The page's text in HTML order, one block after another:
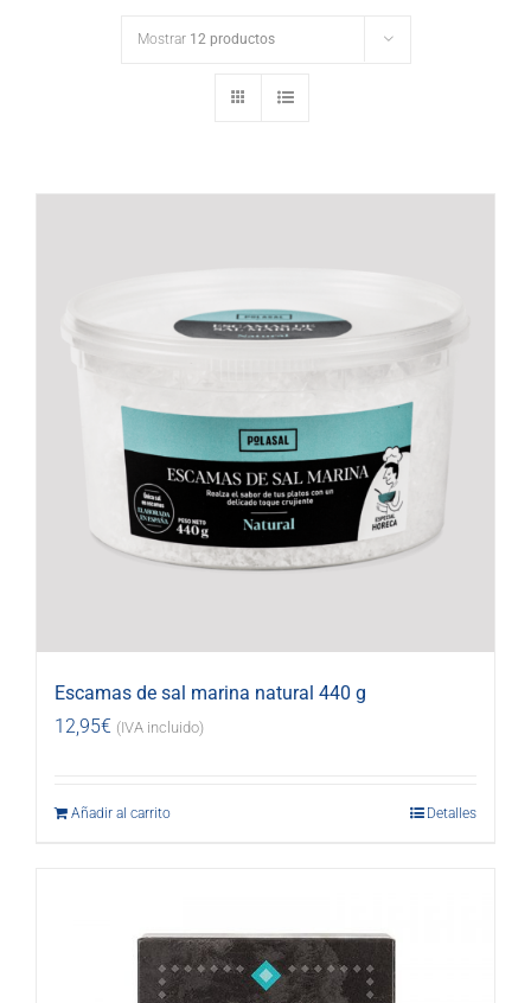
Mostrar 12 productos
Escamas de sal marina natural 440 g
12,95€ (IVA incluido)
Añadir al carrito Detalles